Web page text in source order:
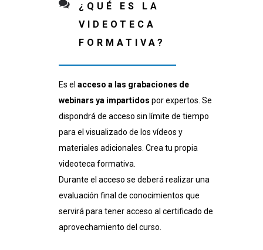
¿QUÉ ES LA
VIDEOTECA
FORMATIVA?
Es el acceso a las grabaciones de
webinars ya impartidos por expertos. Se
dispondrá de acceso sin límite de tiempo
para el visualizado de los vídeos y
materiales adicionales. Crea tu propia
videoteca formativa.
Durante el acceso se deberá realizar una
evaluación final de conocimientos que
servirá para tener acceso al certificado de
aprovechamiento del curso.